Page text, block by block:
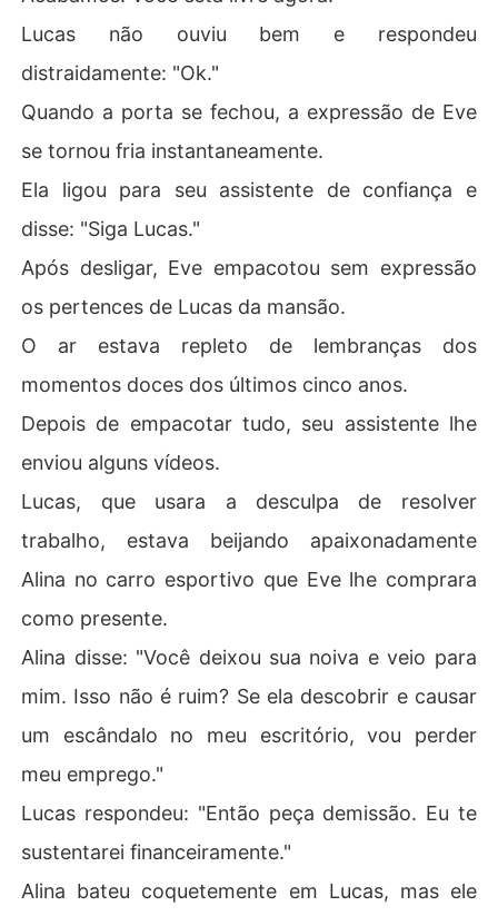
Lucas não ouviu bem e respondeu
distraidamente: "Ok."
Quando a porta se fechou, a expressão de Eve
se tornou fria instantaneamente.
Ela ligou para seu assistente de confiança e
disse: "Siga Lucas."
Após desligar, Eve empacotou sem expressão
os pertences de Lucas da mansão.
O ar estava repleto de lembranças dos
momentos doces dos últimos cinco anos.
Depois de empacotar tudo, seu assistente lhe
enviou alguns vídeos.
Lucas, que usara a desculpa de resolver
trabalho, estava beijando apaixonadamente
Alina no carro esportivo que Eve lhe comprara
como presente.
Alina disse: "Você deixou sua noiva e veio para
mim. Isso não é ruim? Se ela descobrir e causar
um escândalo no meu escritório, vou perder
meu emprego."
Lucas respondeu: "Então peça demissão. Eu te
sustentarei financeiramente."
Alina bateu coquetemente em Lucas, mas ele